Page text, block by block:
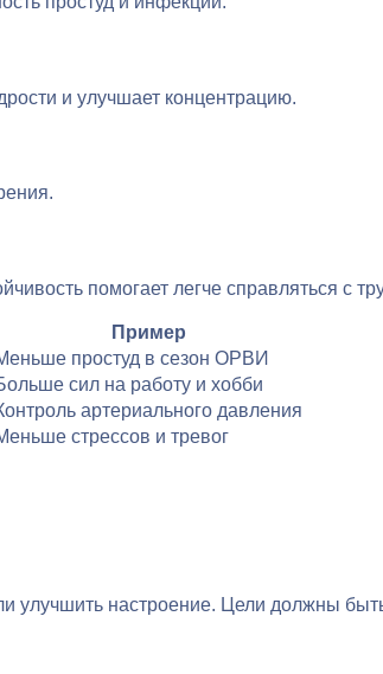
и улучшает концентрацию.
помогает легче справляться с
Пример
простуд в сезон ОРВИ
сил на работу и хобби
артериального давления
стрессов и тревог
улучшить настроение. Цели должны